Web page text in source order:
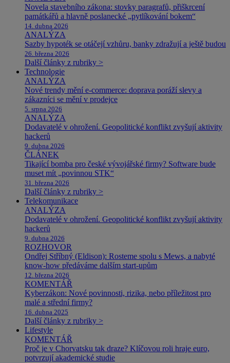
Novela stavebního zákona: stovky paragrafů, přiškrcení
památkářů a hlavně poslanecké „pytlíkování bokem“
14. dubna 2026
ANALÝZA
Sazby hypoték se otáčejí vzhůru, banky zdražují a ještě budou
26. března 2026
Další články z rubriky >
Technologie
ANALÝZA
Nové trendy mění e-commerce: doprava poráží slevy a
zákazníci se mění v prodejce
5. srpna 2026
ANALÝZA
Dodavatelé v ohrožení. Geopolitické konflikt zvyšují aktivity
hackerů
9. dubna 2026
ČLÁNEK
Tikající bomba pro české vývojářské firmy? Software bude
muset mít „povinnou STK“
31. března 2026
Další články z rubriky >
Telekomunikace
ANALÝZA
Dodavatelé v ohrožení. Geopolitické konflikt zvyšují aktivity
hackerů
9. dubna 2026
ROZHOVOR
Ondřej Stříbný (Eldison): Rosteme spolu s Mews, a nabyté
know-how předáváme dalším start-upům
12. března 2026
KOMENTÁŘ
Kyberzákon: Nové povinnosti, rizika, nebo příležitost pro
malé a střední firmy?
16. dubna 2025
Další články z rubriky >
Lifestyle
KOMENTÁŘ
Proč je v Chorvatsku tak draze? Klíčovou roli hraje euro,
potvrzují akademické studie